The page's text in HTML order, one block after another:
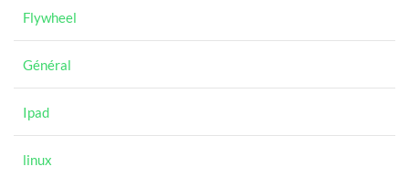
Flywheel
Général
Ipad
linux